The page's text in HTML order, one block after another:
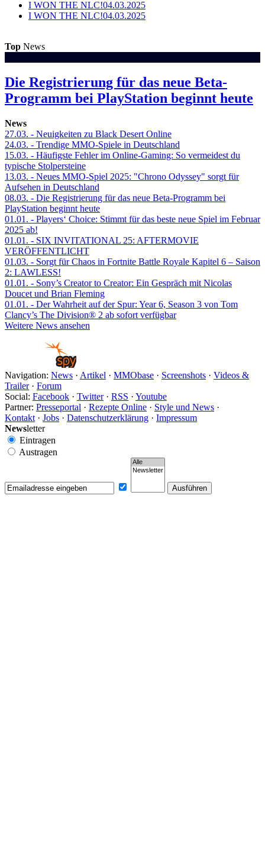
I WON THE NLC!04.03.2025
I WON THE NLC!04.03.2025
Top News
Die Registrierung für das neue Beta-
Programm bei PlayStation beginnt heute
News
27.03. - Neuigkeiten zu Black Desert Online
24.03. - Trendige MMO-Spiele in Deutschland
15.03. - Häufigste Fehler im Online-Gaming: So vermeidest du
typische Stolpersteine
13.03. - Neues MMO-Spiel 2025: "Chrono Odyssey" sorgt für
Aufsehen in Deutschland
08.03. - Die Registrierung für das neue Beta-Programm bei
PlayStation beginnt heute
01.01. - Players‘ Choice: Stimmt für das beste neue Spiel im Februar
2025 ab!
01.01. - SIX INVITATIONAL 25: AFTERMOVIE
VERÖFFENTLICHT
01.03. - Sorgt für Chaos in Fortnite Battle Royale Kapitel 6 – Saison
2: LAWLESS!
01.01. - Sony’s Creator to Creator: Ein Gespräch mit Nicolas
Doucet und Brian Fleming
01.01. - Der Wahrheit auf der Spur: Year 6, Season 3 von Tom
Clancy’s The Division® 2 ab sofort verfügbar
Weitere News ansehen
Navigation: News · Artikel · MMObase · Screenshots · Videos &
Trailer· Forum
Social: Facebook · Twitter· RSS · Youtube
Partner: Presseportal · Rezepte Online · Style und News ·
Kontakt · Jobs · Datenschutzerklärung · Impressum
Newsletter
Eintragen
Austragen